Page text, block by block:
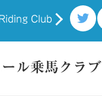
ール乗馬クラブ
Club